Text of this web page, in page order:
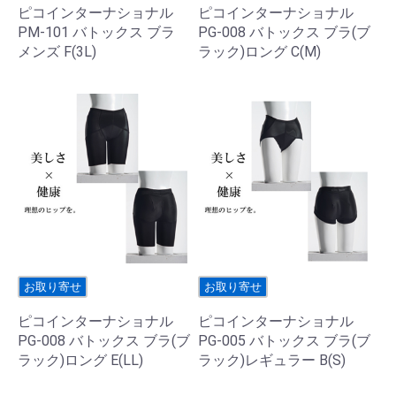
ピコインターナショナル
PM-101 バトックス ブラ
メンズ F(3L)
ピコインターナショナル
PG-008 バトックス ブラ(ブ
ラック)ロング C(M)
お取り寄せ
ピコインターナショナル
PG-008 バトックス ブラ(ブ
ラック)ロング E(LL)
お取り寄せ
ピコインターナショナル
PG-005 バトックス ブラ(ブ
ラック)レギュラー B(S)